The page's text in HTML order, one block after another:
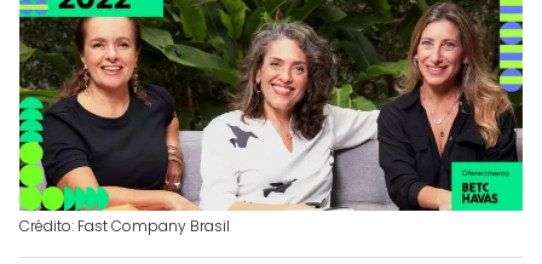
Crédito: Fast Company Brasil